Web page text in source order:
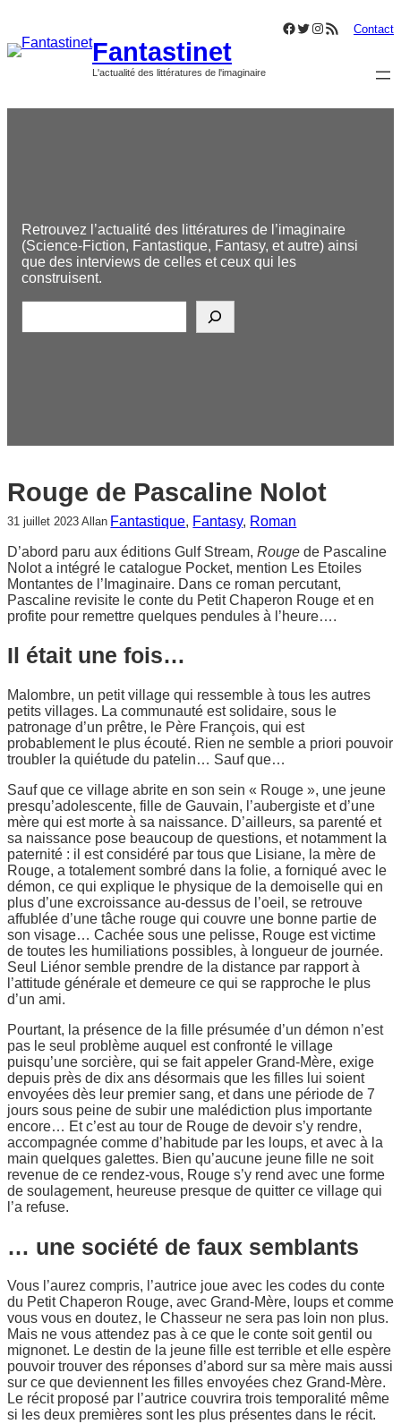
contenu
Fantastinet
L'actualité des littératures de l'imaginaire
Facebook
Twitter
Instagram
Flux RSSContact
Retrouvez l’actualité des littératures de l’imaginaire
(Science-Fiction, Fantastique, Fantasy, et autre) ainsi
que des interviews de celles et ceux qui les
construisent.
Rouge de Pascaline Nolot
31 juillet 2023 Allan Fantastique, Fantasy, Roman
D’abord paru aux éditions Gulf Stream, Rouge de Pascaline
Nolot a intégré le catalogue Pocket, mention Les Etoiles
Montantes de l’Imaginaire. Dans ce roman percutant,
Pascaline revisite le conte du Petit Chaperon Rouge et en
profite pour remettre quelques pendules à l’heure….
Il était une fois…
Malombre, un petit village qui ressemble à tous les autres
petits villages. La communauté est solidaire, sous le
patronage d’un prêtre, le Père François, qui est
probablement le plus écouté. Rien ne semble a priori pouvoir
troubler la quiétude du patelin… Sauf que…
Sauf que ce village abrite en son sein « Rouge », une jeune
presqu’adolescente, fille de Gauvain, l’aubergiste et d’une
mère qui est morte à sa naissance. D’ailleurs, sa parenté et
sa naissance pose beaucoup de questions, et notamment la
paternité : il est considéré par tous que Lisiane, la mère de
Rouge, a totalement sombré dans la folie, a forniqué avec le
démon, ce qui explique le physique de la demoiselle qui en
plus d’une excroissance au-dessus de l’oeil, se retrouve
affublée d’une tâche rouge qui couvre une bonne partie de
son visage… Cachée sous une pelisse, Rouge est victime
de toutes les humiliations possibles, à longueur de journée.
Seul Liénor semble prendre de la distance par rapport à
l’attitude générale et demeure ce qui se rapproche le plus
d’un ami.
Pourtant, la présence de la fille présumée d’un démon n’est
pas le seul problème auquel est confronté le village
puisqu’une sorcière, qui se fait appeler Grand-Mère, exige
depuis près de dix ans désormais que les filles lui soient
envoyées dès leur premier sang, et dans une période de 7
jours sous peine de subir une malédiction plus importante
encore… Et c’est au tour de Rouge de devoir s’y rendre,
accompagnée comme d’habitude par les loups, et avec à la
main quelques galettes. Bien qu’aucune jeune fille ne soit
revenue de ce rendez-vous, Rouge s’y rend avec une forme
de soulagement, heureuse presque de quitter ce village qui
l’a refuse.
… une société de faux semblants
Vous l’aurez compris, l’autrice joue avec les codes du conte
du Petit Chaperon Rouge, avec Grand-Mère, loups et comme
vous vous en doutez, le Chasseur ne sera pas loin non plus.
Mais ne vous attendez pas à ce que le conte soit gentil ou
mignonet. Le destin de la jeune fille est terrible et elle espère
pouvoir trouver des réponses d’abord sur sa mère mais aussi
sur ce que deviennent les filles envoyées chez Grand-Mère.
Le récit proposé par l’autrice couvrira trois temporalité même
si les deux premières sont les plus présentes dans le récit.